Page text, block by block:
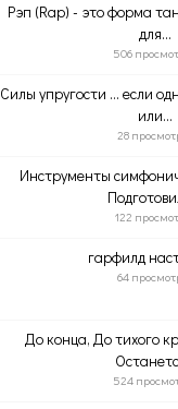
Рэп (Rap) - это форма
для...
506
Силы упругости … если
или...
28
Инструменты
122
гарфилд
64
До конца, До тихого
524